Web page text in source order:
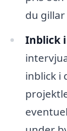
du
Inblick
inblick i